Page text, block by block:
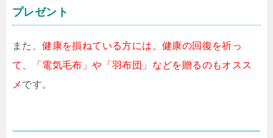
プレゼント
また、健康を損ねている方には、健康の回復を祈っ
て、「電気毛布」や「羽布団」などを贈るのもオスス
メ です。